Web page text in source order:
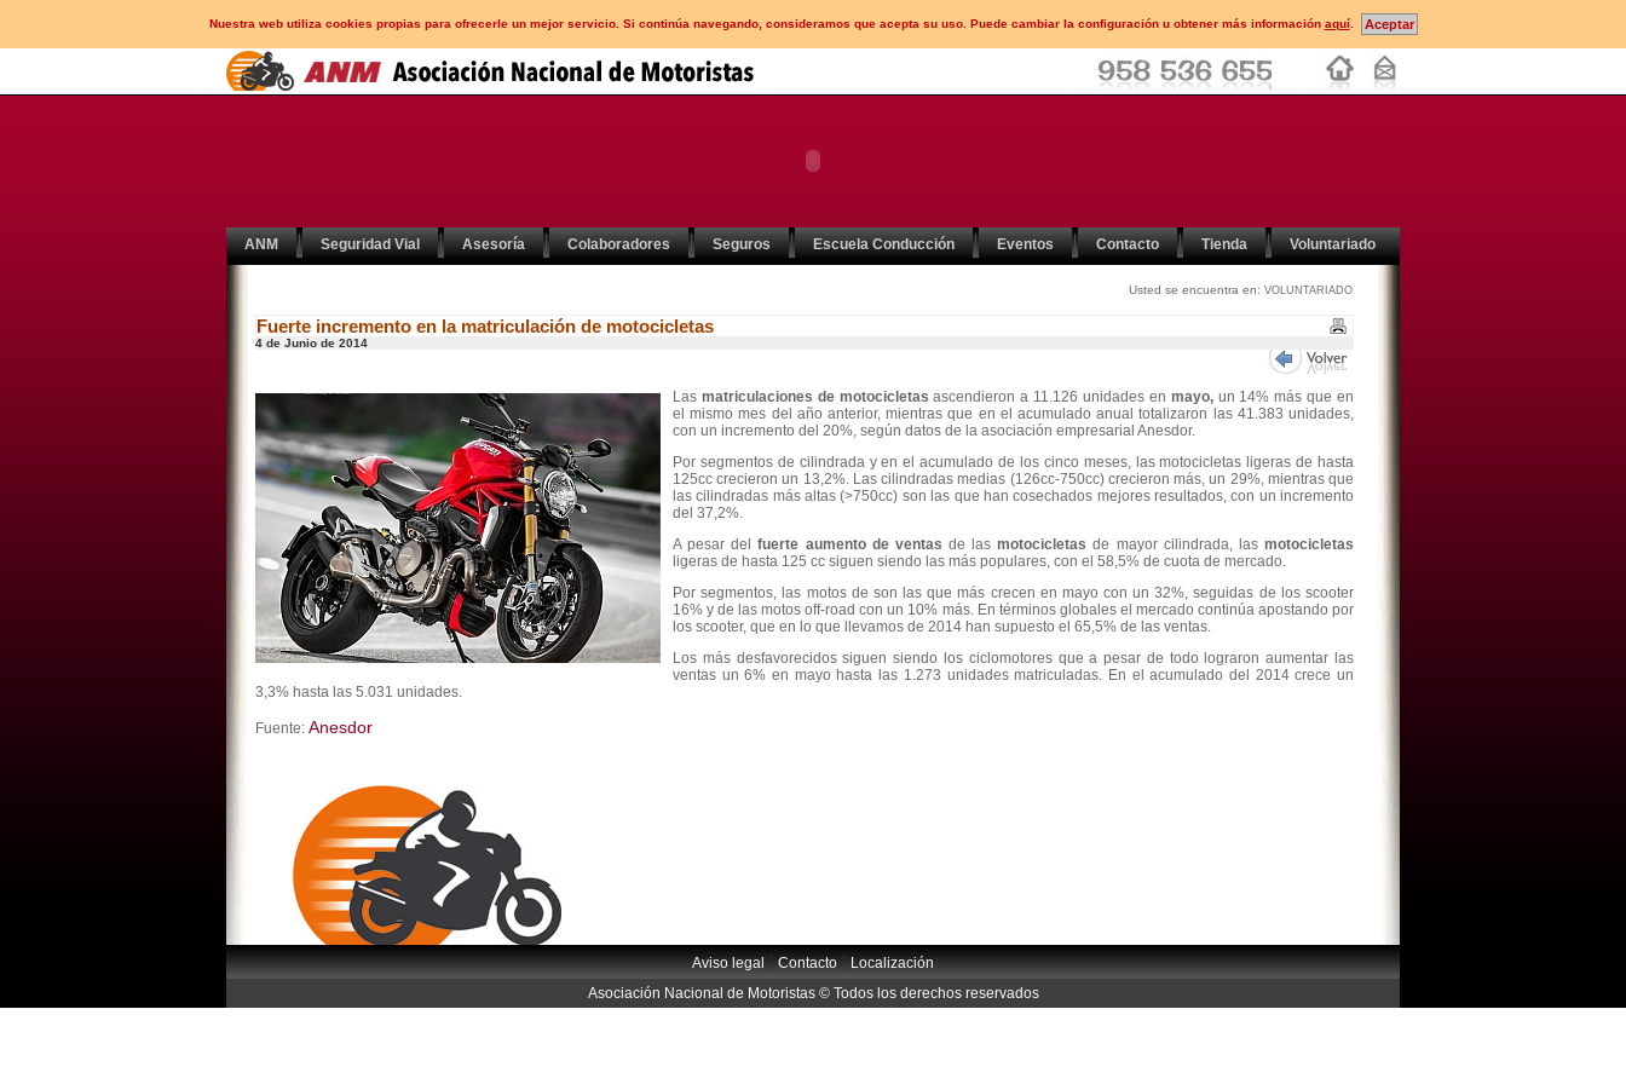
Nuestra web utiliza cookies propias para ofrecerle un mejor servicio. Si continúa navegando, consideramos que acepta su uso. Puede cambiar la configuración u obtener más información aquí.
ANM Seguridad Vial Asesoría Colaboradores Seguros Escuela Conducción Eventos Contacto Tienda Voluntariado
Usted se encuentra en: VOLUNTARIADO
Fuerte incremento en la matriculación de motocicletas
4 de Junio de 2014
Las matriculaciones de motocicletasascendieron a 11.126 unidades en mayo, un 14% más que en
el mismo mes del año anterior, mientras que en el acumulado anual totalizaron las 41.383 unidades,
con un incremento del 20%, según datos de la asociación empresarial Anesdor.
Por segmentos de cilindrada y en el acumulado de los cinco meses, las motocicletas ligeras de hasta
125cc crecieron un 13,2%. Las cilindradas medias (126cc-750cc) crecieron más, un 29%, mientras que
las cilindradas más altas (>750cc) son las que han cosechados mejores resultados, con un incremento
del 37,2%.
A pesar delfuerte aumento de ventasde lasmotocicletas de mayor cilindrada, lasmotocicletas
ligeras de hasta 125 cc siguen siendo las más populares, con el 58,5% de cuota de mercado.
Por segmentos, las motos de son las que más crecen en mayo con un 32%, seguidas de los scooter
16% y de las motos off-road con un 10% más. En términos globales el mercado continúa apostando por
los scooter, que en lo que llevamos de 2014 han supuesto el 65,5% de las ventas.
Los más desfavorecidos siguen siendo los ciclomotores que a pesar de todo lograron aumentar las
ventas un 6% en mayo hasta las 1.273 unidades matriculadas. En el acumulado del 2014 crece un
3,3% hasta las 5.031 unidades.
Fuente: Anesdor
Aviso legal|Contacto|Localización
Asociación Nacional de Motoristas © Todos los derechos reservados